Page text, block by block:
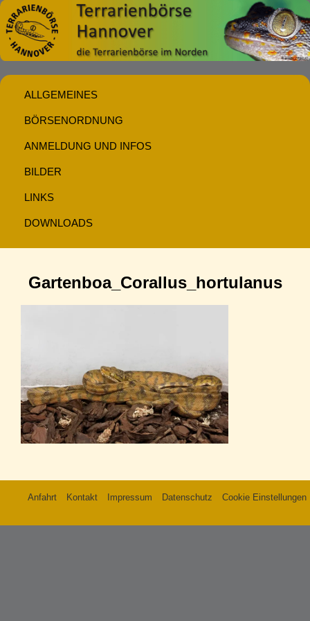
ALLGEMEINES
BÖRSENORDNUNG
ANMELDUNG UND INFOS
BILDER
LINKS
DOWNLOADS
Gartenboa_Corallus_hortulanus
Anfahrt Kontakt Impressum Datenschutz Cookie Einstellungen